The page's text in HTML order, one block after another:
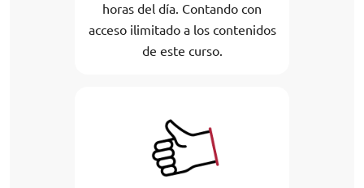
horas del día. Contando con
acceso ilimitado a los contenidos
de este curso.